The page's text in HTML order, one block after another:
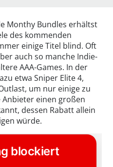
Monthy Bundles erhältst
des kommenden
einige Titel blind. Oft
auch so manche Indie-
AAA-Games. In der
etwa Sniper Elite 4,
um nur einige zu
einen großen
dessen Rabatt allein
würde.